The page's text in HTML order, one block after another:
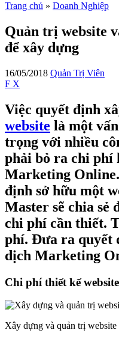
Trang chủ » Doanh Nghiệp
Quản trị website
để xây dựng
16/05/2018 Quản Trị Viên
F X
Việc quyết định
website là một
trọng với nhiều
phải bỏ ra chi phí
Marketing
định sở hữu một
Master sẽ chia sẻ
chi phí cần thiết.
phí. Đưa ra quyết
dịch Marketing
Chi phí thiết kế
Xây dựng và quản trị